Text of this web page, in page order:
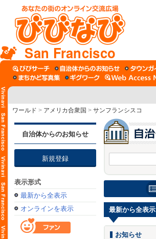
San Francisco
ワールド > アメリカ合衆国 > サンフランシスコ
自治体からのお知らせ
新規登録
表示形式
最新から全表示
オンラインを表示
最新から全表示
お知らせ